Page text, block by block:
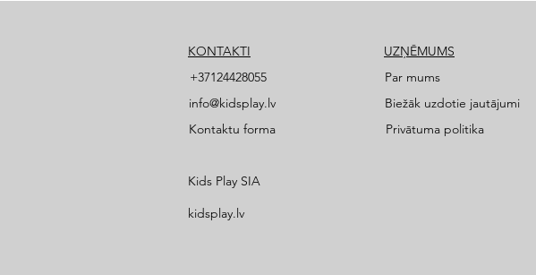
KONTAKTI
+37124428055
info@kidsplay.lv
Kontaktu forma
UZŅĒMUMS
Par mums
Biežāk uzdotie jautājumi
Privātuma politika
Kids Play SIA
kidsplay.lv